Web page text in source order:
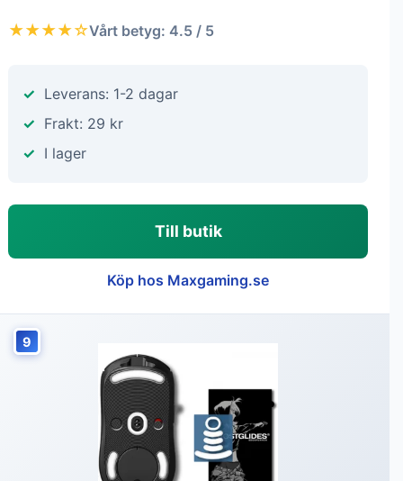
★★★★☆Vårt betyg: 4.5 / 5
Leverans: 1-2 dagar
Frakt: 29 kr
I lager
Till butik
Köp hos Maxgaming.se
9